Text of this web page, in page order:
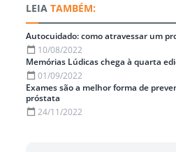
TAMBÉM:
Autocuidado: como atravessar um
10/08/2022
Memórias Lúdicas chega à quarta
01/09/2022
Exames são a melhor forma de
próstata
24/11/2022